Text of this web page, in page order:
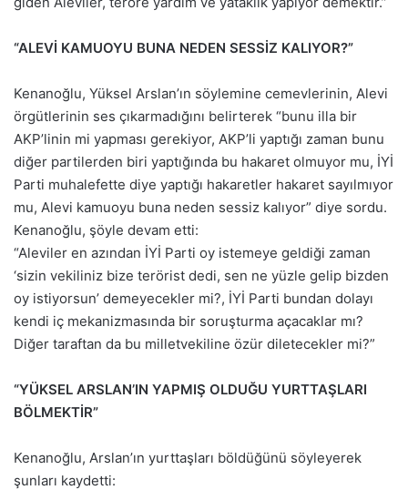
“ALEVİ KAMUOYU BUNA NEDEN SESSİZ KALIYOR?”
Kenanoğlu, Yüksel Arslan’ın söylemine cemevlerinin, Alevi
örgütlerinin ses çıkarmadığını belirterek “bunu illa bir
AKP’linin mi yapması gerekiyor, AKP’li yaptığı zaman bunu
diğer partilerden biri yaptığında bu hakaret olmuyor mu, İYİ
Parti muhalefette diye yaptığı hakaretler hakaret sayılmıyor
mu, Alevi kamuoyu buna neden sessiz kalıyor” diye sordu.
Kenanoğlu, şöyle devam etti:
“Aleviler en azından İYİ Parti oy istemeye geldiği zaman
‘sizin vekiliniz bize terörist dedi, sen ne yüzle gelip bizden
oy istiyorsun’ demeyecekler mi?, İYİ Parti bundan dolayı
kendi iç mekanizmasında bir soruşturma açacaklar mı?
Diğer taraftan da bu milletvekiline özür diletecekler mi?”
“YÜKSEL ARSLAN’IN YAPMIŞ OLDUĞU YURTTAŞLARI
BÖLMEKTİR”
Kenanoğlu, Arslan’ın yurttaşları böldüğünü söyleyerek
şunları kaydetti: